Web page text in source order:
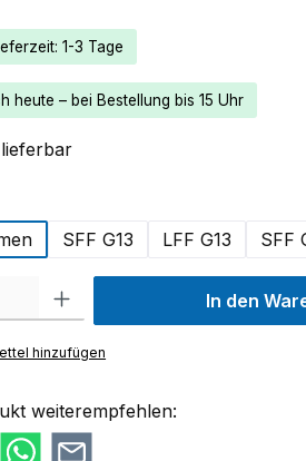
1-3 Tage
heute – bei Bestellung bis 15 Uhr
SFF G13 LFF G13 SFF
den gewünschten Wert ein oder benutze
In den
hinzufügen
weiterempfehlen: